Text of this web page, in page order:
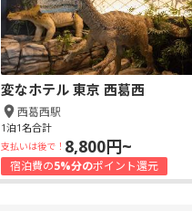
変なホテル 東京 西葛西
西葛西駅
1泊1名合計
支払いは後で！ 8,800円~
宿泊費の5%分のポイント還元